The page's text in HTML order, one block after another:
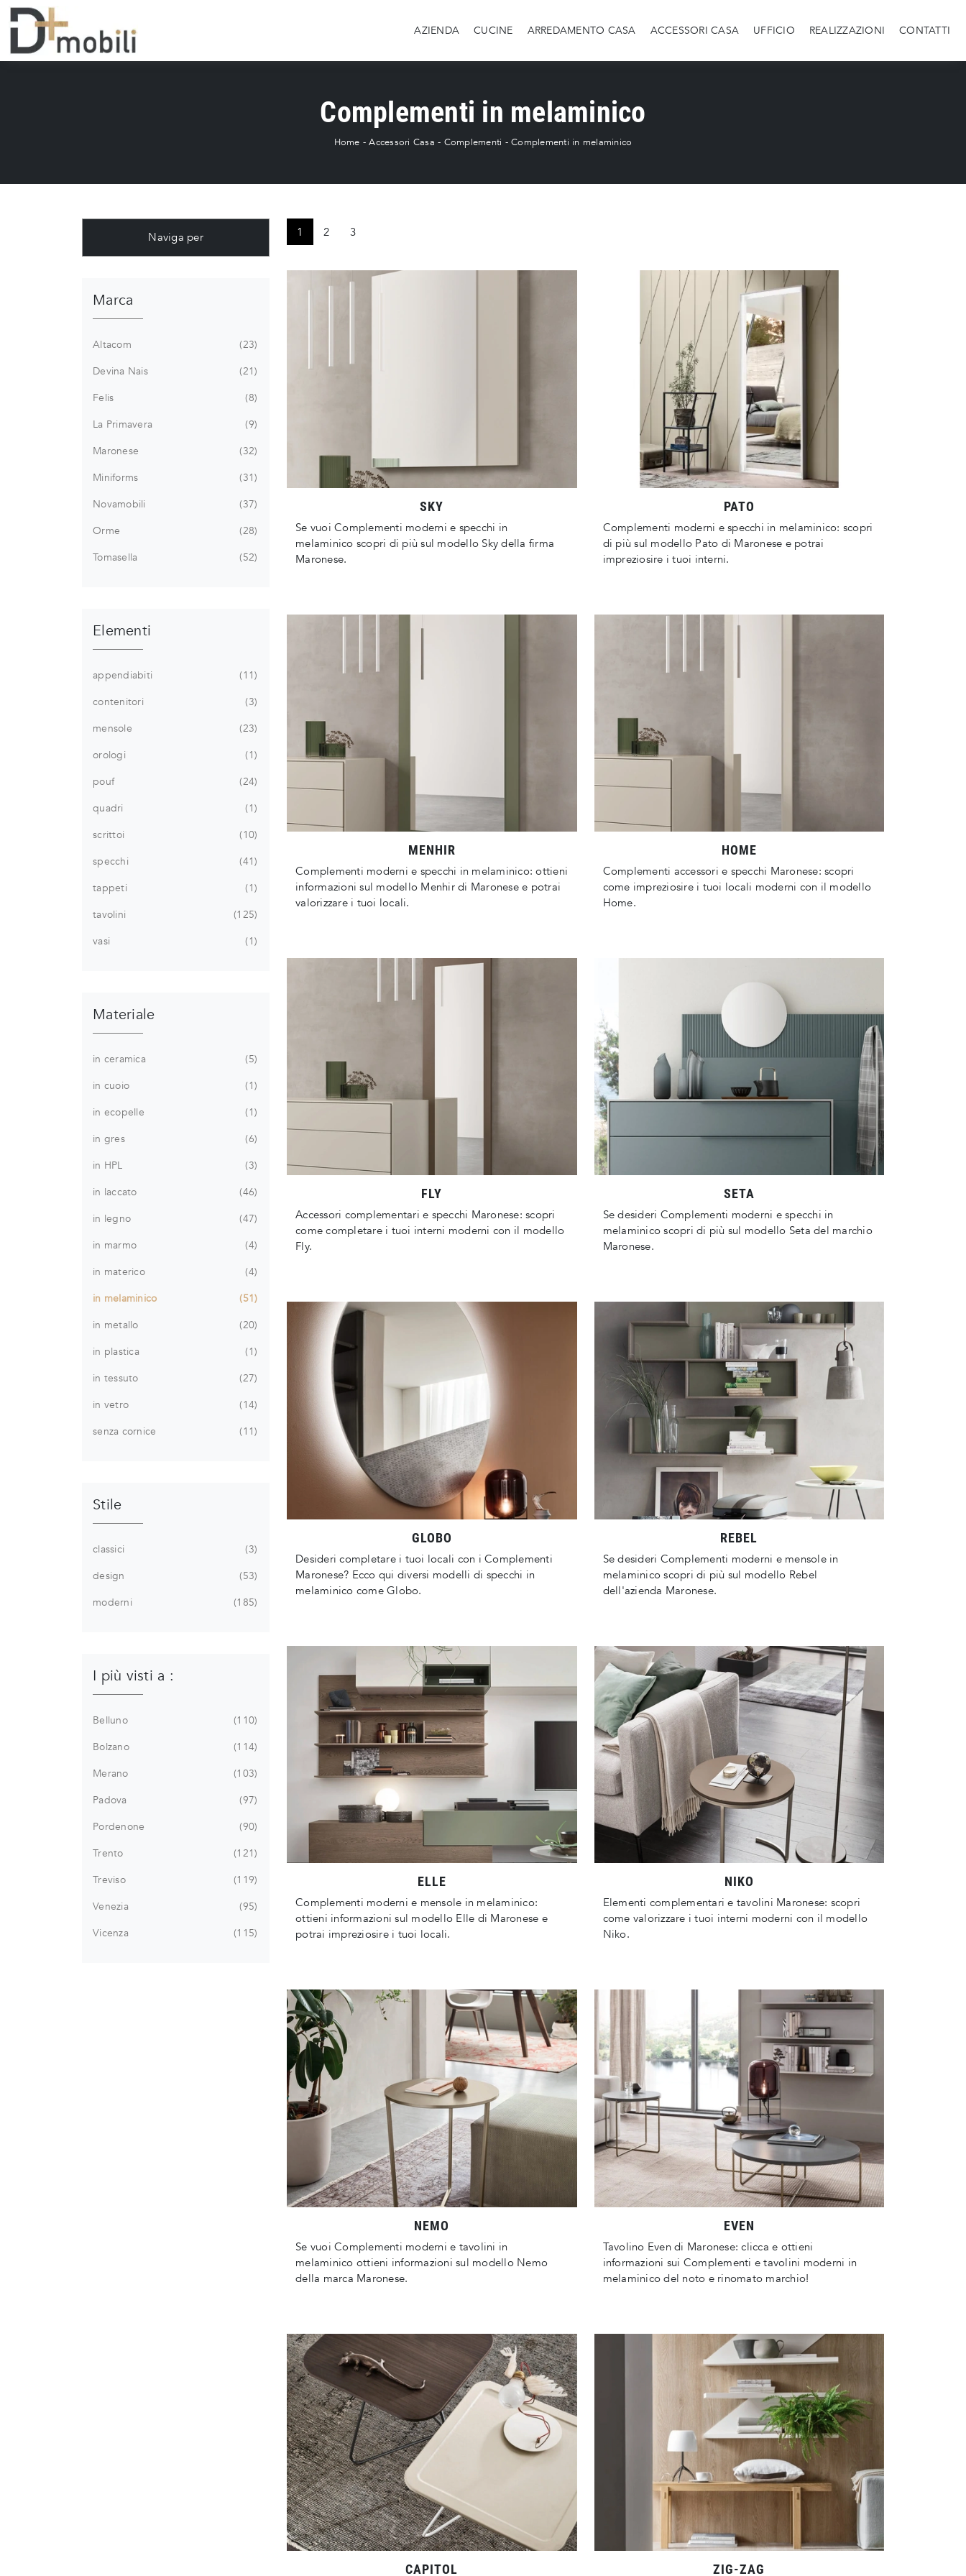
AZIENDA CUCINE ARREDAMENTO CASA ACCESSORI CASA UFFICIO REALIZZAZIONI CONTATTI
Complementi in melaminico
Home -Accessori Casa - Complementi -Complementi in melaminico
1 2 3
SKY
Se vuoi Complementi moderni e specchi in
melaminico scopri di più sul modello Sky della firma
Maronese.
PATO
Complementi moderni e specchi in melaminico: scopri
di più sul modello Pato di Maronese e potrai
impreziosire i tuoi interni.
MENHIR
Complementi moderni e specchi in melaminico: ottieni
informazioni sul modello Menhir di Maronese e potrai
valorizzare i tuoi locali.
HOME
Complementi accessori e specchi Maronese: scopri
come impreziosire i tuoi locali moderni con il modello
Home.
FLY
Accessori complementari e specchi Maronese: scopri
come completare i tuoi interni moderni con il modello
Fly.
SETA
Se desideri Complementi moderni e specchi in
melaminico scopri di più sul modello Seta del marchio
Maronese.
GLOBO
Desideri completare i tuoi locali con i Complementi
Maronese? Ecco qui diversi modelli di specchi in
melaminico come Globo.
REBEL
Se desideri Complementi moderni e mensole in
melaminico scopri di più sul modello Rebel
dell'azienda Maronese.
ELLE
Complementi moderni e mensole in melaminico:
ottieni informazioni sul modello Elle di Maronese e
potrai impreziosire i tuoi locali.
NIKO
Elementi complementari e tavolini Maronese: scopri
come valorizzare i tuoi interni moderni con il modello
Niko.
NEMO
Se vuoi Complementi moderni e tavolini in
melaminico ottieni informazioni sul modello Nemo
della marca Maronese.
EVEN
Tavolino Even di Maronese: clicca e ottieni
informazioni sui Complementi e tavolini moderni in
melaminico del noto e rinomato marchio!
CAPITOL ZIG-ZAG
Naviga per
Marca
Altacom
23
Devina Nais
21
Felis
8
La Primavera
9
Maronese
32
Miniforms
31
Novamobili
37
Orme
28
Tomasella
52
Elementi
appendiabiti
11
contenitori
3
mensole
23
orologi
1
pouf
24
quadri
1
scrittoi
10
specchi
41
tappeti
1
tavolini
125
vasi
1
Materiale
in ceramica
5
in cuoio
1
in ecopelle
1
in gres
6
in HPL
3
in laccato
46
in legno
47
in marmo
4
in materico
4
in melaminico
51
in metallo
20
in plastica
1
in tessuto
27
in vetro
14
senza cornice
11
Stile
classici
3
design
53
moderni
185
I più visti a :
Belluno
110
Bolzano
114
Merano
103
Padova
97
Pordenone
90
Trento
121
Treviso
119
Venezia
95
Vicenza
115